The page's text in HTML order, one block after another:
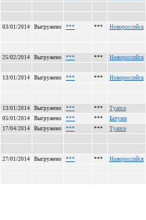
03/01/2014
Выгружено *** *** Новороссийск
25/02/2014
Выгружено *** *** Новороссийск
13/01/2014
Выгружено *** *** Новороссийск
13/01/2014
Выгружено *** *** Туапсе
05/01/2014
Выгружено *** *** Батуми
17/04/2014
Выгружено *** *** Туапсе
27/01/2014
Выгружено *** *** Новороссийск